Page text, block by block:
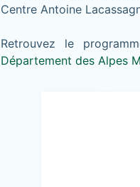
Centre Antoine
Retrouvez le
Département des Alpes